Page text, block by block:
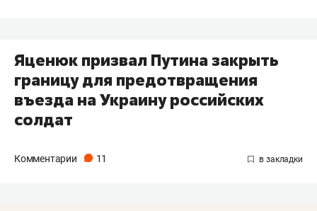
Яценюк призвал Путина закрыть
границу для предотвращения
въезда на Украину российских
солдат
Комментарии 11